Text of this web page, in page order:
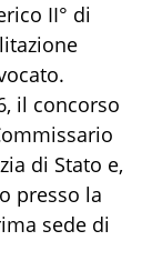
II° di
il concorso
di Stato e,
presso la
sede di